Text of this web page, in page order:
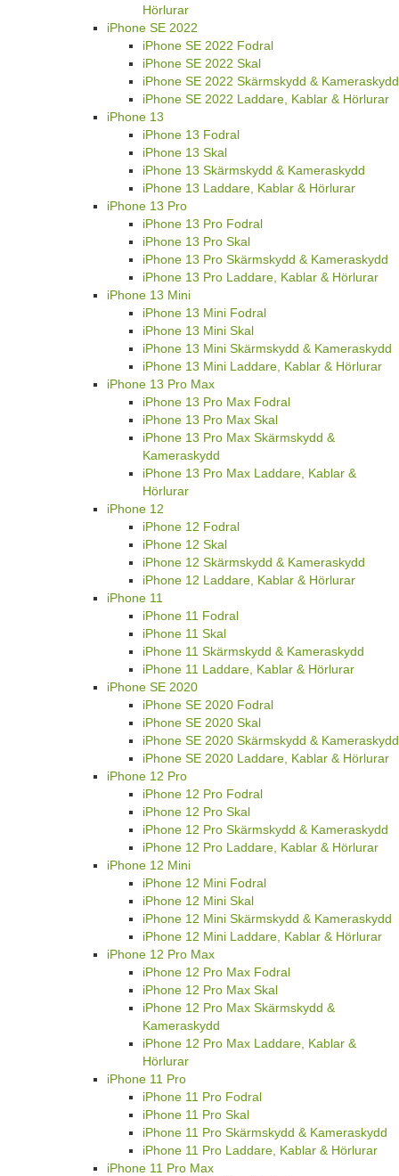
Hörlurar
iPhone SE 2022
iPhone SE 2022 Fodral
iPhone SE 2022 Skal
iPhone SE 2022 Skärmskydd & Kameraskydd
iPhone SE 2022 Laddare, Kablar & Hörlurar
iPhone 13
iPhone 13 Fodral
iPhone 13 Skal
iPhone 13 Skärmskydd & Kameraskydd
iPhone 13 Laddare, Kablar & Hörlurar
iPhone 13 Pro
iPhone 13 Pro Fodral
iPhone 13 Pro Skal
iPhone 13 Pro Skärmskydd & Kameraskydd
iPhone 13 Pro Laddare, Kablar & Hörlurar
iPhone 13 Mini
iPhone 13 Mini Fodral
iPhone 13 Mini Skal
iPhone 13 Mini Skärmskydd & Kameraskydd
iPhone 13 Mini Laddare, Kablar & Hörlurar
iPhone 13 Pro Max
iPhone 13 Pro Max Fodral
iPhone 13 Pro Max Skal
iPhone 13 Pro Max Skärmskydd &
Kameraskydd
iPhone 13 Pro Max Laddare, Kablar &
Hörlurar
iPhone 12
iPhone 12 Fodral
iPhone 12 Skal
iPhone 12 Skärmskydd & Kameraskydd
iPhone 12 Laddare, Kablar & Hörlurar
iPhone 11
iPhone 11 Fodral
iPhone 11 Skal
iPhone 11 Skärmskydd & Kameraskydd
iPhone 11 Laddare, Kablar & Hörlurar
iPhone SE 2020
iPhone SE 2020 Fodral
iPhone SE 2020 Skal
iPhone SE 2020 Skärmskydd & Kameraskydd
iPhone SE 2020 Laddare, Kablar & Hörlurar
iPhone 12 Pro
iPhone 12 Pro Fodral
iPhone 12 Pro Skal
iPhone 12 Pro Skärmskydd & Kameraskydd
iPhone 12 Pro Laddare, Kablar & Hörlurar
iPhone 12 Mini
iPhone 12 Mini Fodral
iPhone 12 Mini Skal
iPhone 12 Mini Skärmskydd & Kameraskydd
iPhone 12 Mini Laddare, Kablar & Hörlurar
iPhone 12 Pro Max
iPhone 12 Pro Max Fodral
iPhone 12 Pro Max Skal
iPhone 12 Pro Max Skärmskydd &
Kameraskydd
iPhone 12 Pro Max Laddare, Kablar &
Hörlurar
iPhone 11 Pro
iPhone 11 Pro Fodral
iPhone 11 Pro Skal
iPhone 11 Pro Skärmskydd & Kameraskydd
iPhone 11 Pro Laddare, Kablar & Hörlurar
iPhone 11 Pro Max